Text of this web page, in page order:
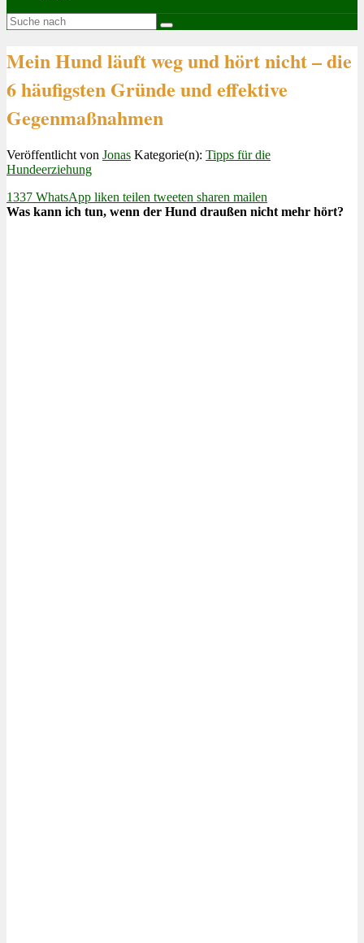
Mein Hund läuft weg und hört nicht – die
6 häufigsten Gründe und effektive
Gegenmaßnahmen
Veröffentlicht von Jonas Kategorie(n): Tipps für die
Hundeerziehung
1337 WhatsApp liken teilen tweeten sharen mailen
Was kann ich tun, wenn der Hund draußen nicht mehr hört?